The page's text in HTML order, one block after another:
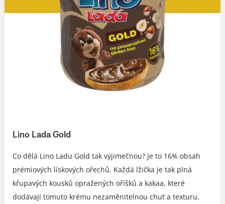
Lino Lada Gold
Co dělá Lino Ladu Gold tak výjimečnou? Je to 16% obsah
prémiových lískových ořechů. Každá lžička je tak plná
křupavých kousků opražených oříšků a kakaa, které
dodávají tomuto krému nezaměnitelnou chuť a texturu.